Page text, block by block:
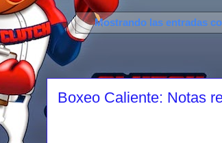
Mostrando las entradas
Boxeo Caliente: Notas